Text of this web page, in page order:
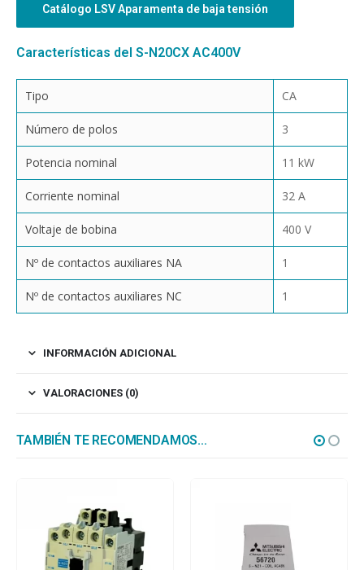
Catálogo LSV Aparamenta de baja tensión
Características del S-N20CX AC400V
Tipo CA
Número de polos 3
Potencia nominal 11 kW
Corriente nominal 32 A
Voltaje de bobina 400 V
Nº de contactos auxiliares NA 1
Nº de contactos auxiliares NC 1
INFORMACIÓN ADICIONAL
VALORACIONES (0)
TAMBIÉN TE RECOMENDAMOS…